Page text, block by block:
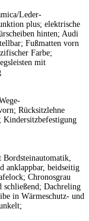
Leder-
plus; elektrische
hinten; Audi
Fußmatten vorn
Farbe;
mit
Rücksitzlehne
Kindersitzbefestigung
Bordsteinautomatik,
anklappbar, beidseitig
Chronosgrau
schließend; Dachreling
in Wärmeschutz- und